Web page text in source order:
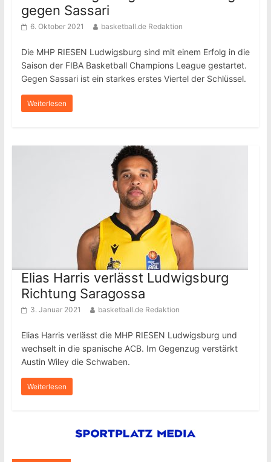
gegen Sassari
6. Oktober 2021 basketball.de Redaktion
Die MHP RIESEN Ludwigsburg sind mit einem Erfolg in die
Saison der FIBA Basketball Champions League gestartet.
Gegen Sassari ist ein starkes erstes Viertel der Schlüssel.
Weiterlesen
Elias Harris verlässt Ludwigsburg
Richtung Saragossa
3. Januar 2021 basketball.de Redaktion
Elias Harris verlässt die MHP RIESEN Ludwigsburg und
wechselt in die spanische ACB. Im Gegenzug verstärkt
Austin Wiley die Schwaben.
Weiterlesen